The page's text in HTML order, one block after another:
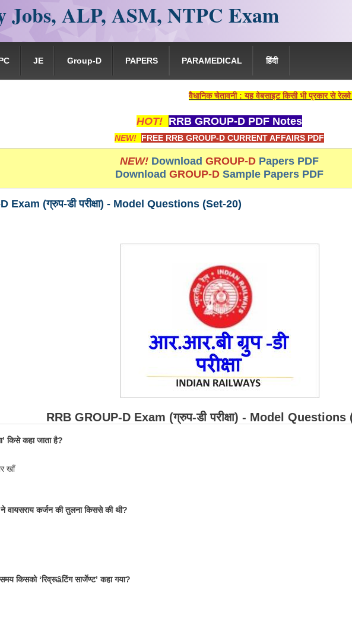
ALP, ASM, NTPC Exam
JE Group-D PAPERS PARAMEDICAL हिंदी
वैधानिक चेतावनी : यह वेबसाइट किसी भी प्रकार से रेलवे भर्ती
HOT! RRB GROUP-D PDF Notes
NEW! FREE RRB GROUP-D CURRENT AFFAIRS PDF
NEW! Download GROUP-DPapers PDF
Download GROUP-DSample Papers PDF
Exam (ग्रुप-डी परीक्षा) - Model Questions (Set-20)
RRB GROUP-D Exam (ग्रुप-डी परीक्षा) - Model Questions
किसे कहा जाता है?
खाँ
वायसराय कर्जन की तुलना किससे की थी?
किसको ‘रिव्रूâटिंग सार्जेण्ट’ कहा गया?